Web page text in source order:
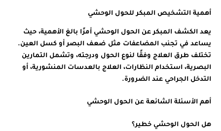
أهمية التشخيص المبكر للحول الوحشي
يعد الكشف المبكر عن الحول الوحشي أمرًا بالغ الأهمية، حيث
يساعد في تجنب المضاعفات مثل ضعف البصر أو كسل العين.
تختلف طرق العلاج وفقًا لنوع الحول ودرجته، وتشمل التمارين
البصرية، استخدام النظارات، العلاج بالعدسات المنشورية، أو
التدخل الجراحي عند الضرورة.
أهم الأسئلة الشائعة عن الحول الوحشي
هل الحول الوحشي خطير؟